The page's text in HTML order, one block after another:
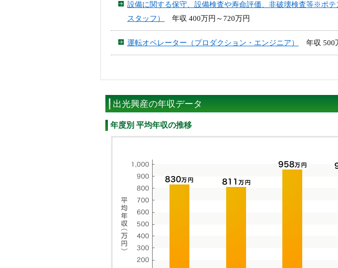
設備に関する保守、設備検査や寿命評価、非破壊検査等※ポ
スタッフ）
年収 400万円～720万円
運転オペレーター（プロダクション・エンジニア） 年収 500
出光興産の年収データ
年度別 平均年収の推移